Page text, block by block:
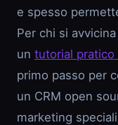
e spesso
Per chi si
un tutorial pratico
primo passo per
un CRM open
marketing